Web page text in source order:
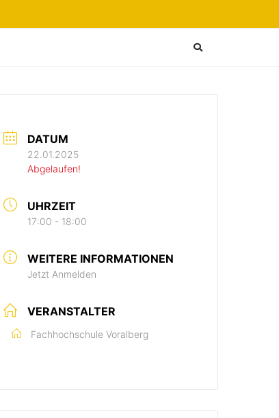
DATUM
22.01.2025
Abgelaufen!
UHRZEIT
17:00 - 18:00
WEITERE INFORMATIONEN
Jetzt Anmelden
VERANSTALTER
Fachhochschule Voralberg